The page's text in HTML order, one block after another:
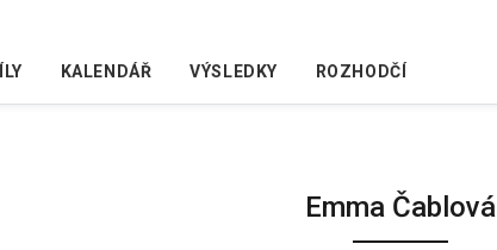
KALENDÁŘ VÝSLEDKY ROZHODČÍ
Emma Čablová